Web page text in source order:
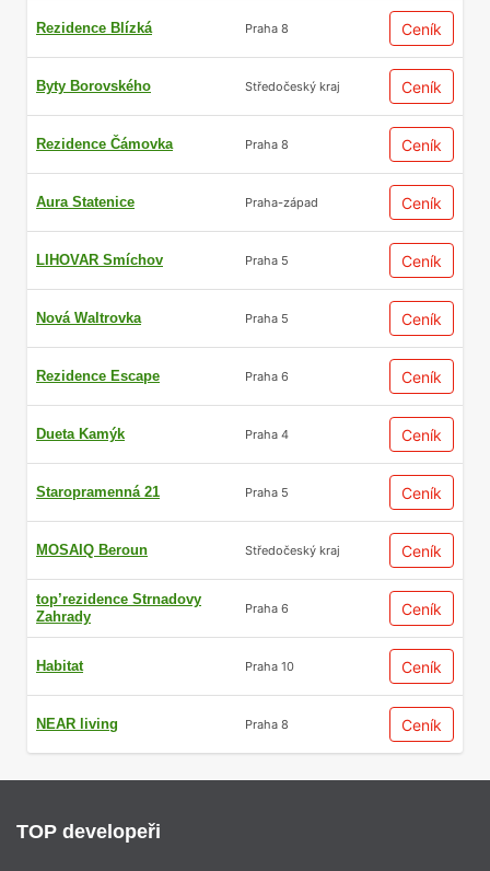
Rezidence Blízká Praha 8 Ceník
Byty Borovského Středočeský kraj Ceník
Rezidence Čámovka Praha 8 Ceník
Aura Statenice Praha-západ Ceník
LIHOVAR Smíchov Praha 5 Ceník
Nová Waltrovka Praha 5 Ceník
Rezidence Escape Praha 6 Ceník
Dueta Kamýk Praha 4 Ceník
Staropramenná 21 Praha 5 Ceník
MOSAIQ Beroun Středočeský kraj Ceník
top’rezidence Strnadovy
Zahrady
Praha 6 Ceník
Habitat Praha 10 Ceník
NEAR living Praha 8 Ceník
TOP developeři